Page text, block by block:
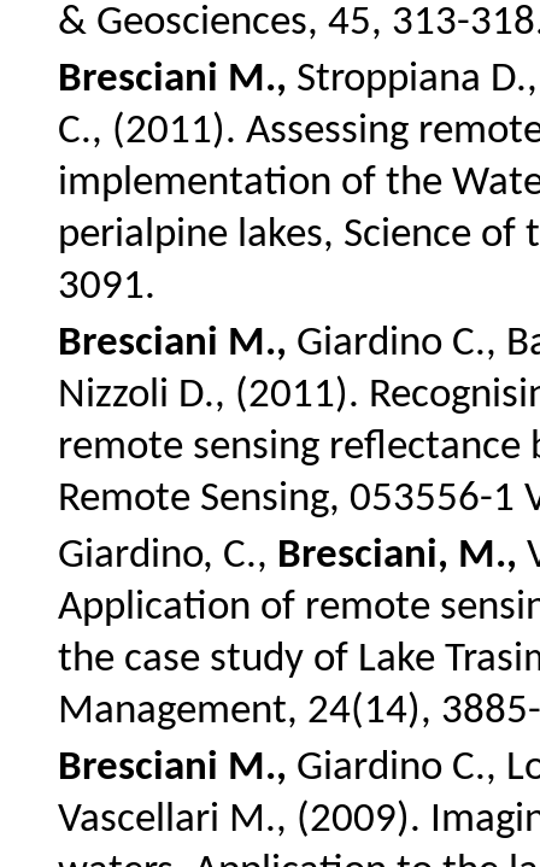
& Geosciences, 45, 313-
Bresciani M., Stroppiana
C., (2011). Assessing
implementation of the
perialpine lakes, Science
3091.
Bresciani M., Giardino C.,
Nizzoli D., (2011).
remote sensing reflectance
Remote Sensing, 053556-1
Giardino, C., Bresciani, M.,
Application of remote
the case study of Lake
Management, 24(14),
Bresciani M., Giardino C.,
Vascellari M., (2009).